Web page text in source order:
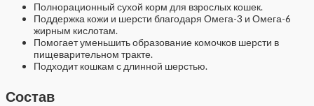
Полнорационный сухой корм для взрослых кошек.
Поддержка кожи и шерсти благодаря Омега-3 и Омега-6
жирным кислотам.
Помогает уменьшить образование комочков шерсти в
пищеварительном тракте.
Подходит кошкам с длинной шерстью.
Состав